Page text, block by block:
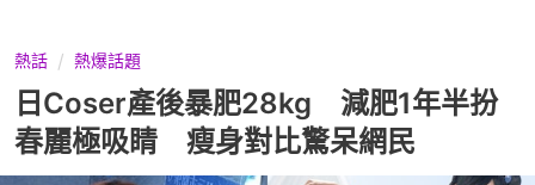
熱話 熱爆話題
日Coser產後暴肥28kg 減肥1年半扮
春麗極吸睛 瘦身對比驚呆網民